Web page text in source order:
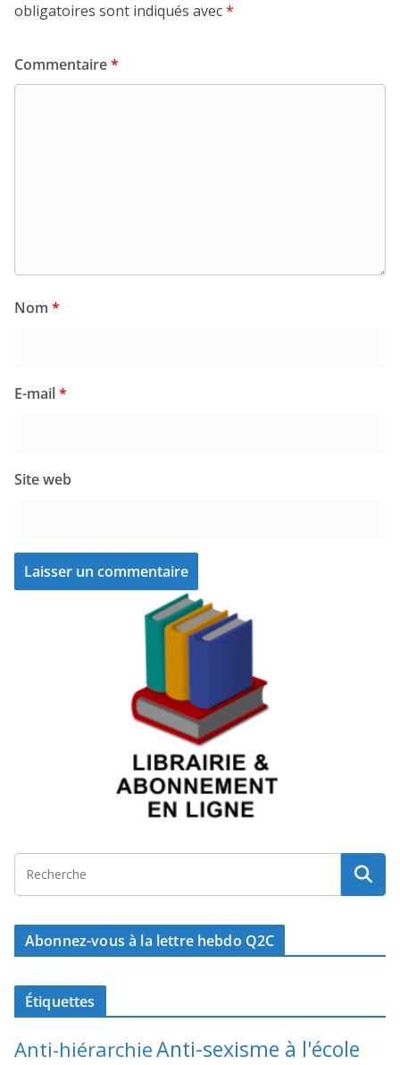
obligatoires sont indiqués avec*
Commentaire*
Nom *
E-mail*
Site web
Abonnez-vous à la lettre hebdo Q2C
Étiquettes
Anti-hiérarchieAnti-sexisme à l'école